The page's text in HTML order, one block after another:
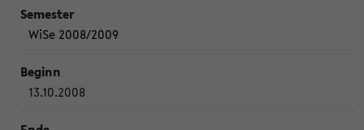
WiSe 2008/2009
13.10.2008